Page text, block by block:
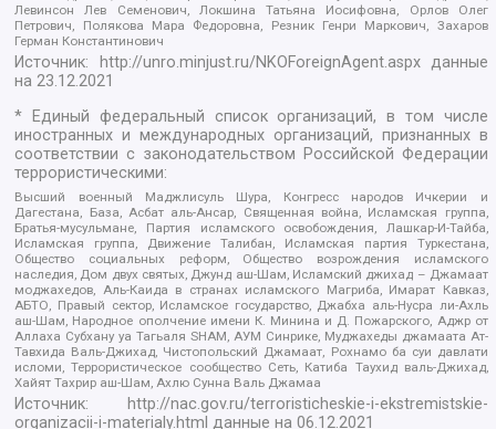
Левинсон Лев Семенович, Локшина Татьяна Иосифовна, Орлов Олег
Петрович, Полякова Мара Федоровна, Резник Генри Маркович, Захаров
Герман Константинович
Источник: http://unro.minjust.ru/NKOForeignAgent.aspxданные
на23.12.2021
* Единый федеральный список организаций, в том числе
иностранных и международных организаций, признанных в
соответствии с законодательством Российской Федерации
террористическими:
Высший военный Маджлисуль Шура, Конгресс народов Ичкерии и
Дагестана, База, Асбат аль-Ансар, Священная война, Исламская группа,
Братья-мусульмане, Партия исламского освобождения, Лашкар-И-Тайба,
Исламская группа, Движение Талибан, Исламская партия Туркестана,
Общество социальных реформ, Общество возрождения исламского
наследия, Дом двух святых, Джунд аш-Шам, Исламский джихад – Джамаат
моджахедов, Аль-Каида в странах исламского Магриба, Имарат Кавказ,
АБТО, Правый сектор, Исламское государство, Джабха аль-Нусра ли-Ахль
аш-Шам, Народное ополчение имени К. Минина и Д. Пожарского, Аджр от
Аллаха Субхану уа Тагьаля SHAM, АУМ Синрике, Муджахеды джамаата Ат-
Тавхида Валь-Джихад, Чистопольский Джамаат, Рохнамо ба суи давлати
исломи, Террористическое сообщество Сеть, Катиба Таухид валь-Джихад,
Хайят Тахрир аш-Шам, Ахлю Сунна Валь Джамаа
Источник:
http://nac.gov.ru/terroristicheskie-i-ekstremistskie-
organizacii-i-materialy.html данные на06.12.2021